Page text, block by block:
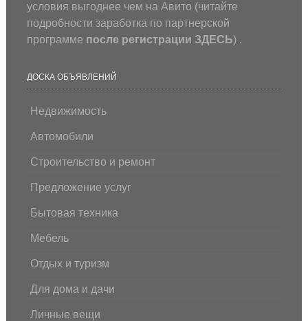
условия выгоднее чем на Авито (читайте
подробности заработка по партнерской
программе после регистрации ЗДЕСЬ) .
ДОСКА ОБЪЯВЛЕНИЙ
Недвижимость
Автомобили
Строительство и ремонт
Предложение услуг
Бытовая техника
Мебель
Отдых и туризм
Для дома и дачи
Личные вещи